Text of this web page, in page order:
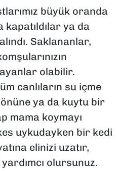
büyük oranda
kapatıldılar ya da
Saklananlar,
olabilir.
canlıların su içme
ya da kuytu bir
mama koymayı
uykudayken bir kedi
elinizi uzatır,
olursunuz.